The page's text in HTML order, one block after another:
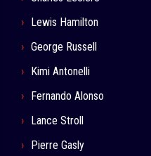
Lewis Hamilton
George Russell
Kimi Antonelli
Fernando Alonso
Lance Stroll
Pierre Gasly